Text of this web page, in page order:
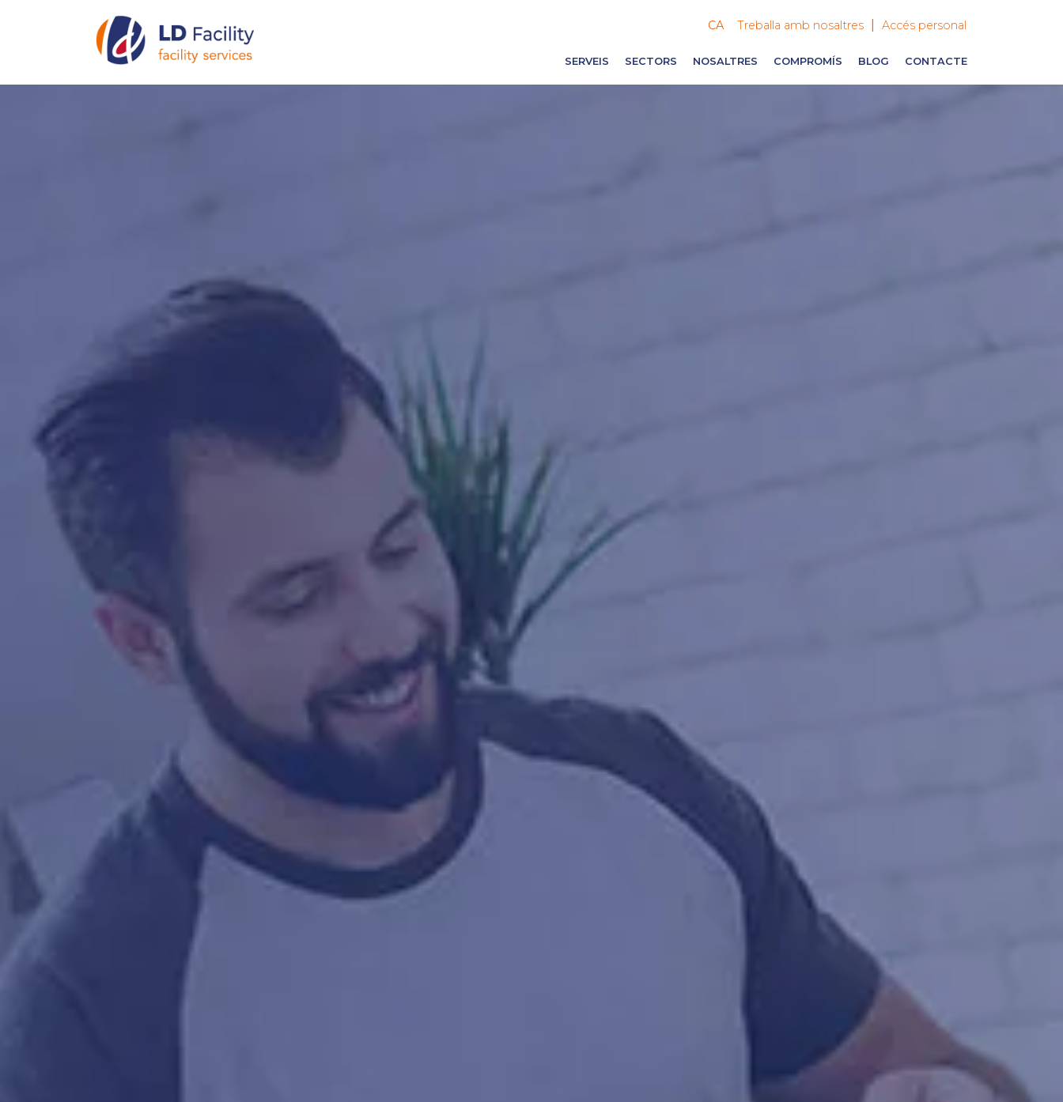
CA Treballa amb nosaltres Accés personal
SERVEIS SECTORS NOSALTRES COMPROMÍS BLOG CONTACTE